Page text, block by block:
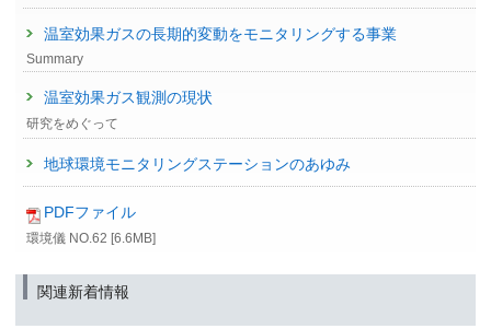
温室効果ガスの長期的変動をモニタリングする事業
Summary
温室効果ガス観測の現状
研究をめぐって
地球環境モニタリングステーションのあゆみ
PDFファイル
環境儀 NO.62 [6.6MB]
関連新着情報